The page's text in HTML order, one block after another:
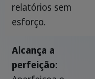
relatórios sem
esforço.
Alcança a
perfeição: